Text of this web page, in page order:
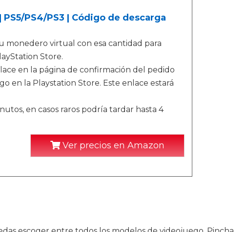
PS4/PS3 | Código de descarga
monedero virtual con esa cantidad para
Store.
en la página de confirmación del pedido
en la Playstation Store. Este enlace estará
en casos raros podría tardar hasta 4
Ver precios en Amazon